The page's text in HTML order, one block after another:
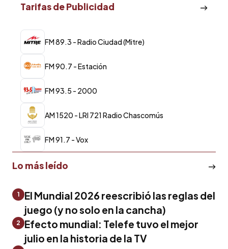
Tarifas de Publicidad
FM 89.3 - Radio Ciudad (Mitre)
FM 90.7 - Estación
FM 93.5 - 2000
AM 1520 - LRI 721 Radio Chascomús
FM 91.7 - Vox
Lo más leído
1
El Mundial 2026 reescribió las reglas del
juego (y no solo en la cancha)
2
Efecto mundial: Telefe tuvo el mejor
julio en la historia de la TV